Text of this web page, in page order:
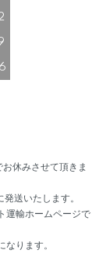
休みさせて頂きま
送いたします。
運輸ホームページで
ります。